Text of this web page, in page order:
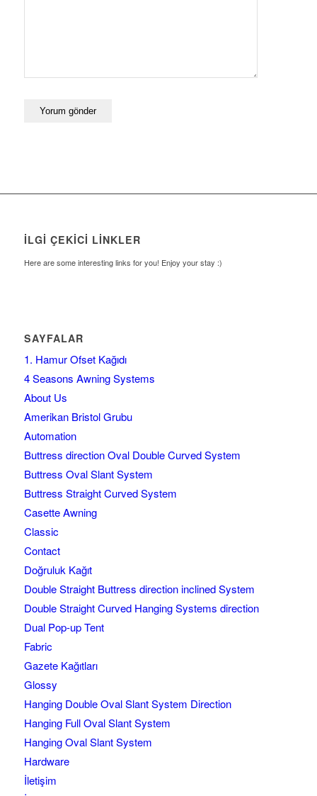
İLGI ÇEKICI LINKLER
Here are some interesting links for you! Enjoy your stay :)
SAYFALAR
1. Hamur Ofset Kağıdı
4 Seasons Awning Systems
About Us
Amerikan Bristol Grubu
Automation
Buttress direction Oval Double Curved System
Buttress Oval Slant System
Buttress Straight Curved System
Casette Awning
Classic
Contact
Doğruluk Kağıt
Double Straight Buttress direction inclined System
Double Straight Curved Hanging Systems direction
Dual Pop-up Tent
Fabric
Gazete Kağıtları
Glossy
Hanging Double Oval Slant System Direction
Hanging Full Oval Slant System
Hanging Oval Slant System
Hardware
İletişim